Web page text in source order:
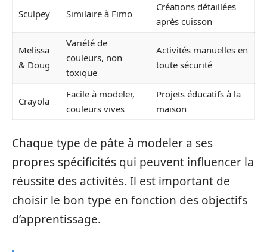
Sculpey Similaire à Fimo
Créations détaillées
après cuisson
Melissa
& Doug
Variété de
couleurs, non
toxique
Activités manuelles en
toute sécurité
Crayola
Facile à modeler,
couleurs vives
Projets éducatifs à la
maison
Chaque type de pâte à modeler a ses
propres spécificités qui peuvent influencer la
réussite des activités. Il est important de
choisir le bon type en fonction des objectifs
d’apprentissage.